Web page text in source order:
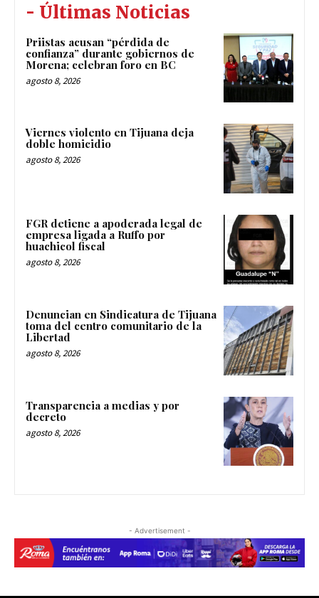
- Últimas Noticias
Priistas acusan “pérdida de
confianza” durante gobiernos de
Morena; celebran foro en BC
agosto 8, 2026
Viernes violento en Tijuana deja
doble homicidio
agosto 8, 2026
FGR detiene a apoderada legal de
empresa ligada a Ruffo por
huachicol fiscal
agosto 8, 2026
Denuncian en Sindicatura de Tijuana
toma del centro comunitario de la
Libertad
agosto 8, 2026
Transparencia a medias y por
decreto
agosto 8, 2026
- Advertisement -